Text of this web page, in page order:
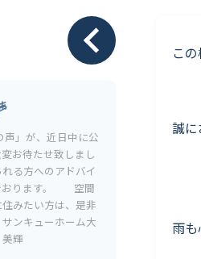
こ
誠に
雨
声」が、近日中に公
お待たせ致しまし
る方へのアドバイ
おります。 空間
みたい方は、是非
ンキューホーム大
輝